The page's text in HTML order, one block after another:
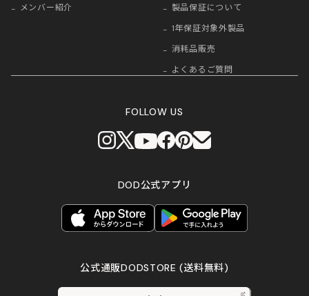
メンバー紹介
製品保証について
1年保証対象外製品
消耗品販売
よくあるご質問
FOLLOW US
DOD公式アプリ
公式通販DODSTORE(送料無料)